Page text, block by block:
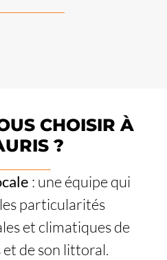
CHOISIR À
?
: une équipe qui
particularités
et climatiques de
de son littoral.